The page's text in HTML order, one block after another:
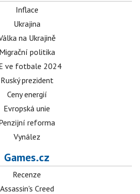
Inflace
Ukrajina
na Ukrajině
Migrační politika
ve fotbale 2024
Ruský prezident
Ceny energií
Evropská unie
reforma
Vynález
Games.cz
Recenze
Assassin's Creed